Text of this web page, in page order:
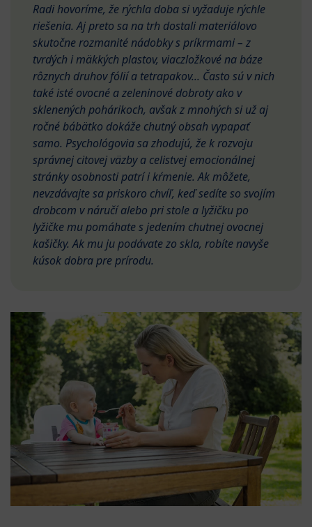
Radi hovoríme, že rýchla doba si vyžaduje rýchle
riešenia. Aj preto sa na trh dostali materiálovo
skutočne rozmanité nádobky s príkrmami – z
tvrdých i mäkkých plastov, viaczložkové na báze
rôznych druhov fólií a tetrapakov... Často sú v nich
také isté ovocné a zeleninové dobroty ako v
sklenených pohárikoch, avšak z mnohých si už aj
ročné bábätko dokáže chutný obsah vypapať
samo. Psychológovia sa zhodujú, že k rozvoju
správnej citovej väzby a celistvej emocionálnej
stránky osobnosti patrí i kŕmenie. Ak môžete,
nevzdávajte sa priskoro chvíľ, keď sedíte so svojím
drobcom v náručí alebo pri stole a lyžičku po
lyžičke mu pomáhate s jedením chutnej ovocnej
kašičky. Ak mu ju podávate zo skla, robíte navyše
kúsok dobra pre prírodu.